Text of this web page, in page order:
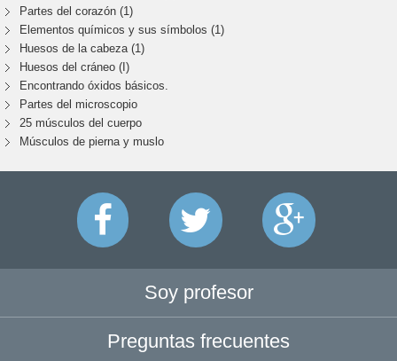
Partes del corazón (1)
Elementos químicos y sus símbolos (1)
Huesos de la cabeza (1)
Huesos del cráneo (I)
Encontrando óxidos básicos.
Partes del microscopio
25 músculos del cuerpo
Músculos de pierna y muslo
Soy profesor
Preguntas frecuentes